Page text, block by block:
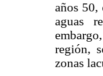
años 50,
aguas
región,
zonas